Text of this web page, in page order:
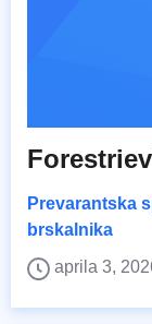
Prevarantska
brskalnika
aprila 3,